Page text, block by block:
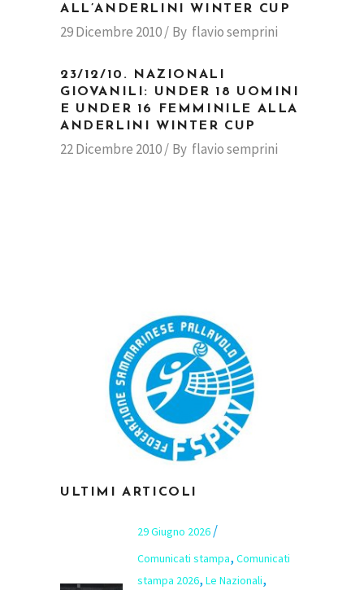
ALL’ANDERLINI WINTER CUP
29 Dicembre 2010 By flavio semprini
23/12/10. NAZIONALI
GIOVANILI: UNDER 18 UOMINI
E UNDER 16 FEMMINILE ALLA
ANDERLINI WINTER CUP
22 Dicembre 2010 By flavio semprini
ULTIMI ARTICOLI
29 Giugno 2026
Comunicati stampa, Comunicati
stampa 2026, Le Nazionali,